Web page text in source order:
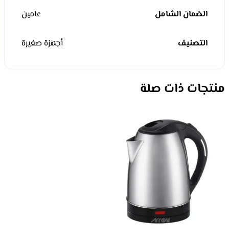
الضمان الشامل عامين
التصنيف أجهزة صغيرة
منتجات ذات صلة